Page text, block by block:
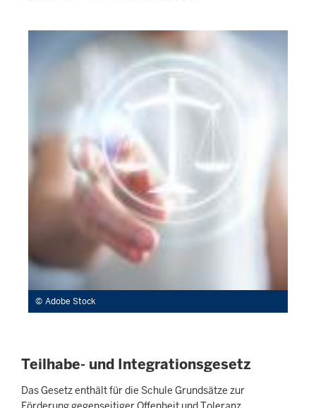
Adobe Stock
Teilhabe- und Integrationsgesetz
Das Gesetz enthält für die Schule Grund­sätze zur